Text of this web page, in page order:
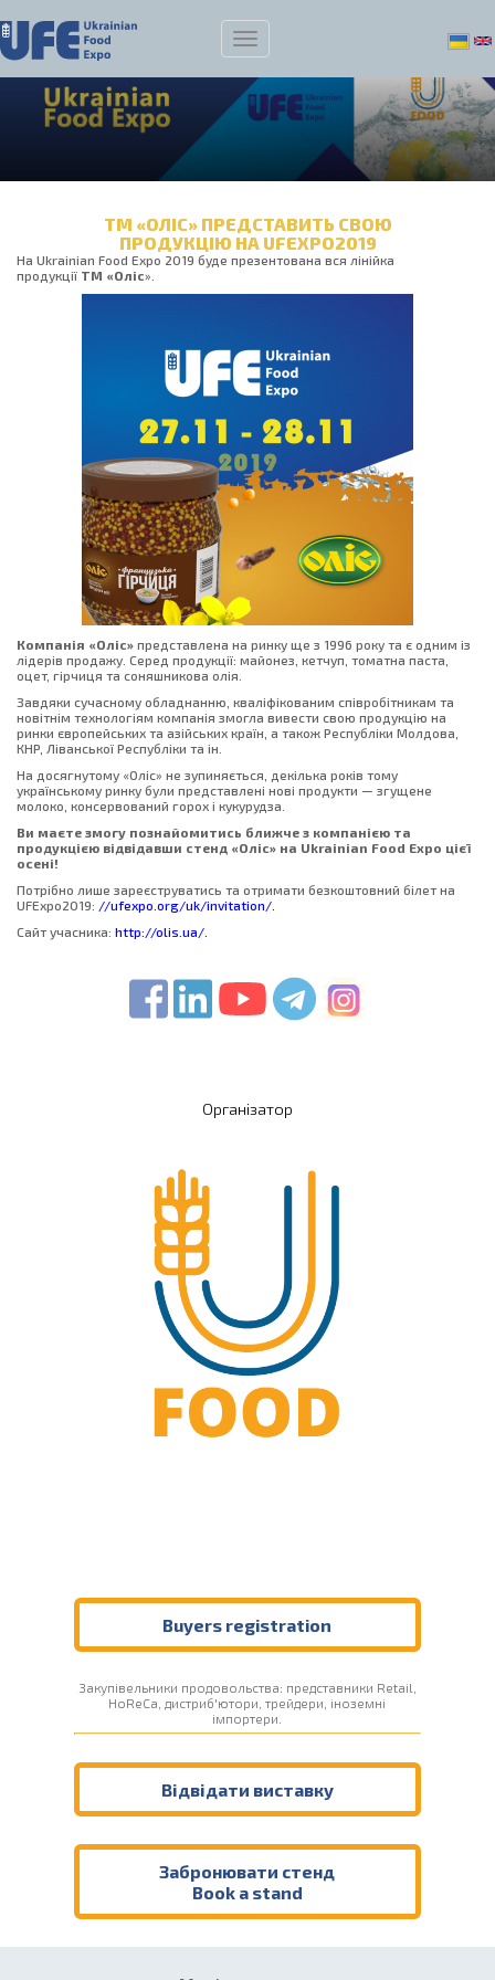
ТМ «ОЛІС» ПРЕДСТАВИТЬ СВОЮ
ПРОДУКЦІЮ НА UFEXPO2019
На Ukrainian Food Expo 2019 буде презентована вся лінійка
продукції ТМ «Оліс».
Компанія «Оліс» представлена на ринку ще з 1996 року та є одним із
лідерів продажу. Серед продукції: майонез, кетчуп, томатна паста,
оцет, гірчиця та соняшникова олія.
Завдяки сучасному обладнанню, кваліфікованим співробітникам та
новітнім технологіям компанія змогла вивести свою продукцію на
ринки європейських та азійських країн, а також Республіки Молдова,
КНР, Ліванської Республіки та ін.
На досягнутому «Оліс» не зупиняється, декілька років тому
українському ринку були представлені нові продукти — згущене
молоко, консервований горох і кукурудза.
Ви маєте змогу познайомитись ближче з компанією та
продукцією відвідавши стенд «Оліс» на Ukrainian Food Expo цієї
осені!
Потрібно лише зареєструватись та отримати безкоштовний білет на
UFExpo2019: //ufexpo.org/uk/invitation/.
Сайт учасника: http://olis.ua/.
Організатор
Buyers registration
Закупівельники продовольства: представники Retail,
HoReCa, дистриб'ютори, трейдери, іноземні
імпортери.
Відвідати виставку
Забронювати стенд
Book a stand